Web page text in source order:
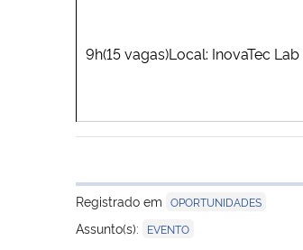
9h(15 vagas)Local: InovaTec Lab
Registrado em OPORTUNIDADES
Assunto(s): EVENTO